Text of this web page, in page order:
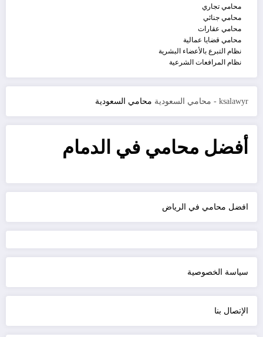
محامي تجاري
محامي جنائي
محامي عقارات
محامي قضايا عمالية
نظام التبرع بالأعضاء البشرية
نظام المرافعات الشرعية
ksalawyr - محامي السعودية محامي السعودية
أفضل محامي في الدمام
افضل محامي في الرياض
سياسة الخصوصية
الإتصال بنا